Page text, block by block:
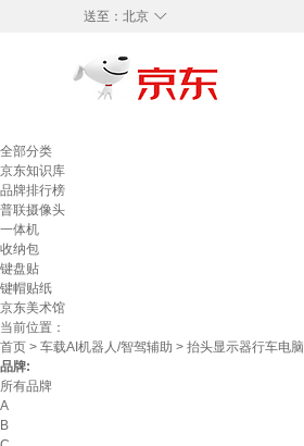
◇
送至： 北京
全部分类
京东知识库
品牌排行榜
普联摄像头
一体机
收纳包
键盘贴
键帽贴纸
京东美术馆
当前位置：
首页 > 车载AI机器人/智驾辅助 > 抬头显示器行车电脑
品牌:
所有品牌
A
B